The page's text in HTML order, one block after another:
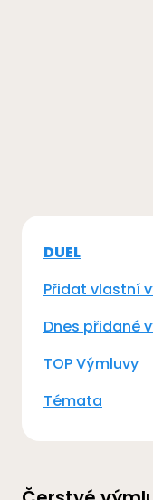
DUEL
Přidat vlastní
Dnes přidané
TOP Výmluvy
Témata